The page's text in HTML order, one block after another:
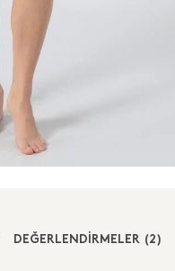
DEĞERLENDİRMELER (2)